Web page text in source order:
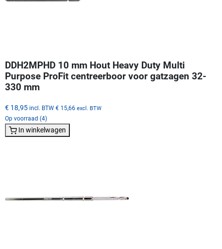
DDH2MPHD 10 mm Hout Heavy Duty Multi
Purpose ProFit centreerboor voor gatzagen 32-
330 mm
€ 18,95 incl. BTW € 15,66 excl. BTW
Op voorraad (4)
In winkelwagen